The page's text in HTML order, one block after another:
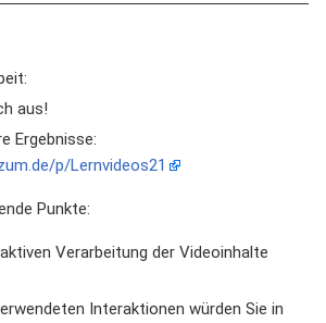
aus!
Ergebnisse:
p/Lernvideos21
Punkte:
Verarbeitung der Videoinhalte
Interaktionen würden Sie in